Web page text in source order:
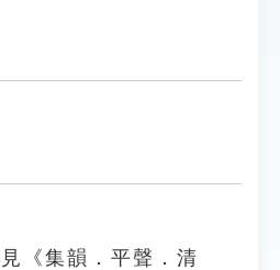
《集韻．平聲．清